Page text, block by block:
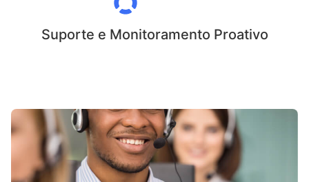
Suporte e Monitoramento Proativo